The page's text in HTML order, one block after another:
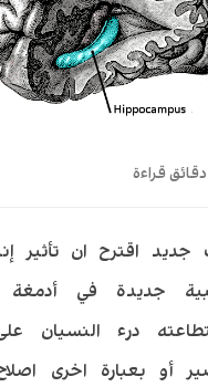
اقترح ان تأثير
جديدة في أدمغة
درء النسيان
أو بعبارة اخرى